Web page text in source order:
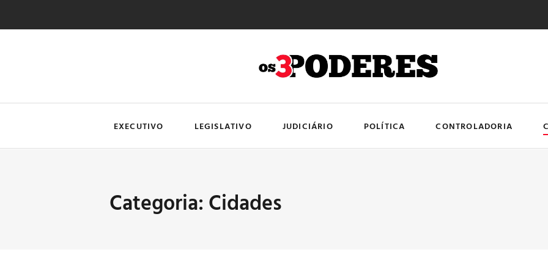
EXECUTIVO LEGISLATIVO JUDICIÁRIO POLÍTICA CONTROLADORIA
Categoria: Cidades